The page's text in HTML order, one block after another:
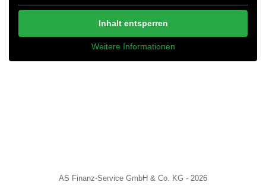
Inhalt entsperren
Weitere Informationen
AS Finanz-Service GmbH & Co. KG - 2026